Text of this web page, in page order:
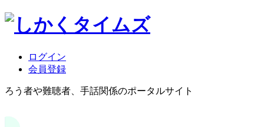
ログイン
会員登録
ろう者や難聴者、手話関係のポータルサイト